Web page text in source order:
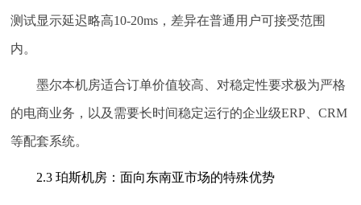
测试显示延迟略高10-20ms，差异在普通用户可接受范围
内。
墨尔本机房适合订单价值较高、对稳定性要求极为严格
的电商业务 ，以及需要长时间稳定运行的企业级ERP、CRM
等配套系统。
2.3 珀斯机房：面向东南亚市场的特殊优势